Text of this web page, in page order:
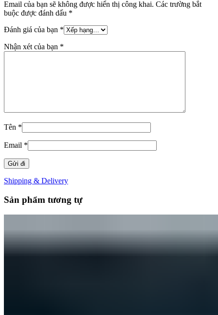
Email của bạn sẽ không được hiển thị công khai. Các trường bắt
buộc được đánh dấu *
Đánh giá của bạn *
Nhận xét của bạn *
Tên *
Email *
Shipping & Delivery
Sản phẩm tương tự